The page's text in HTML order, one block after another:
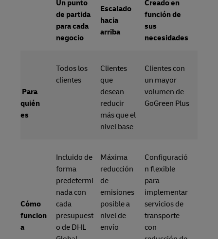
Un punto
de partida
para cada
negocio
Escalado
hacia
arriba
Creado en
función de
sus
necesidades
Para
quién
es
Todos los
clientes
Clientes
que
desean
reducir
más que el
nivel base
Clientes con
un mayor
volumen de
GoGreen Plus
Cómo
funcion
a
Incluido de
forma
predetermi
nada con
cada
presupuest
o de DHL
Máxima
reducción
de
emisiones
posible a
nivel de
envío
Configuració
n flexible
para
implementar
servicios de
transporte
con